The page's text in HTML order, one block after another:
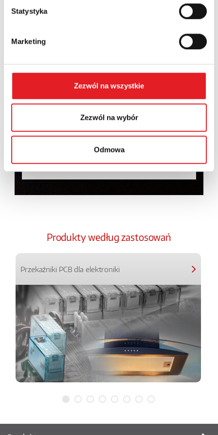
Statystyka
Marketing
Zezwól na wszystkie
Zezwól na wybór
Odmowa
osobowych przez Relpol S.A. Więcej informacji na
Polityce
Zapoznałem z treścią Polityki Prywatności
Produkty według zastosowań
Przekaźniki PCB dla elektroniki